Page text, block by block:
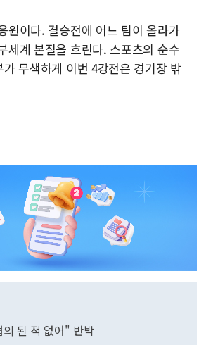
원이다. 결승전에 어느 팀이 올라가
세계 본질을 흐린다. 스포츠의 순수
무색하게 이번 4강전은 경기장 밖
된 적 없어" 반박